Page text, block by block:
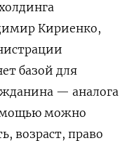
Кириенко,
базой для
— аналога
можно
возраст, право